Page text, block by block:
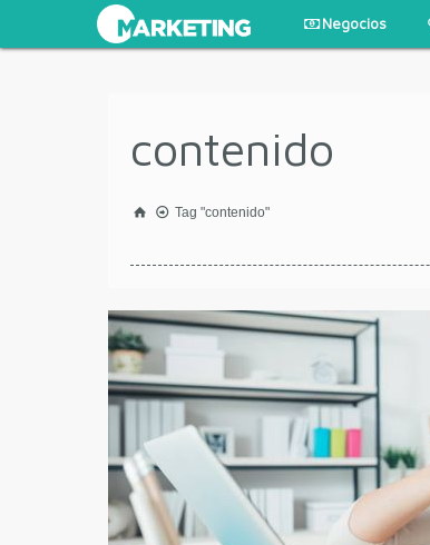
Negocios
contenido
Tag "contenido"